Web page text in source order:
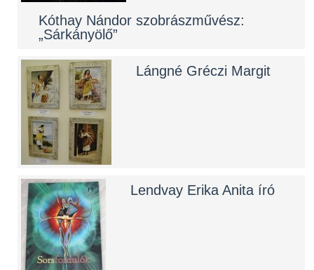
Kóthay Nándor szobrászművész:
„Sárkányölő”
Lángné Gréczi Margit
Lendvay Erika Anita író